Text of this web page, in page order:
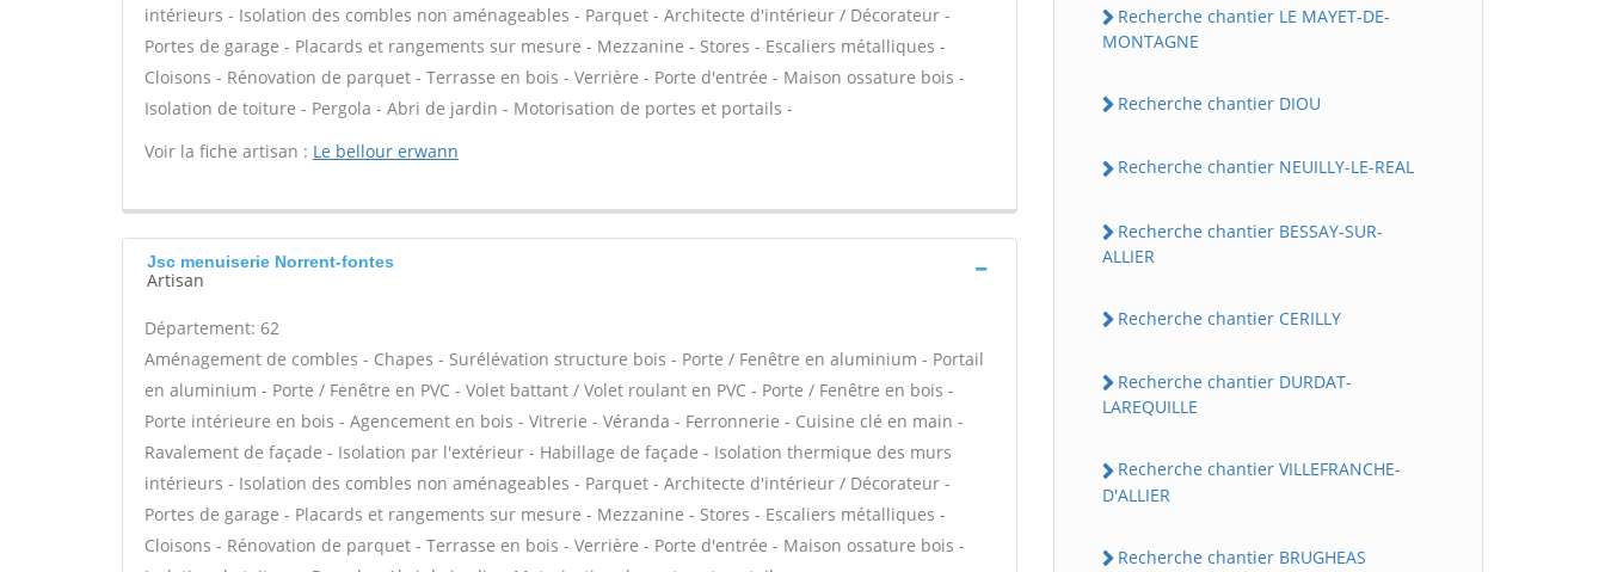
intérieurs - Isolation des combles non aménageables - Parquet - Architecte d'intérieur / Décorateur -
Portes de garage - Placards et rangements sur mesure - Mezzanine - Stores - Escaliers métalliques -
Cloisons - Rénovation de parquet - Terrasse en bois - Verrière - Porte d'entrée - Maison ossature bois -
Isolation de toiture - Pergola - Abri de jardin - Motorisation de portes et portails -
Voir la fiche artisan : Le bellour erwann
Jsc menuiserie Norrent-fontes
Artisan
Département: 62
Aménagement de combles - Chapes - Surélévation structure bois - Porte / Fenêtre en aluminium - Portail
en aluminium - Porte / Fenêtre en PVC - Volet battant / Volet roulant en PVC - Porte / Fenêtre en bois -
Porte intérieure en bois - Agencement en bois - Vitrerie - Véranda - Ferronnerie - Cuisine clé en main -
Ravalement de façade - Isolation par l'extérieur - Habillage de façade - Isolation thermique des murs
intérieurs - Isolation des combles non aménageables - Parquet - Architecte d'intérieur / Décorateur -
Portes de garage - Placards et rangements sur mesure - Mezzanine - Stores - Escaliers métalliques -
Cloisons - Rénovation de parquet - Terrasse en bois - Verrière - Porte d'entrée - Maison ossature bois -
Recherche chantier LE MAYET-DE-
MONTAGNE
Recherche chantier DIOU
Recherche chantier NEUILLY-LE-REAL
Recherche chantier BESSAY-SUR-
ALLIER
Recherche chantier CERILLY
Recherche chantier DURDAT-
LAREQUILLE
Recherche chantier VILLEFRANCHE-
D'ALLIER
Recherche chantier BRUGHEAS